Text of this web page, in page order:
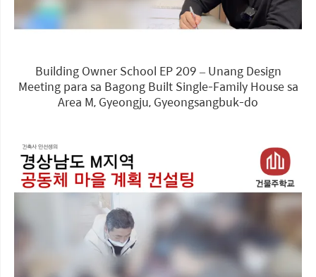
Building Owner School EP 209 – Unang Design
Meeting para sa Bagong Built Single-Family House sa
Area M, Gyeongju, Gyeongsangbuk-do